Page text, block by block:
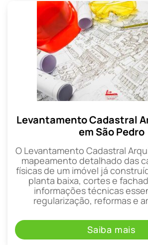
Levantamento Cadastral
em São Pedro
O Levantamento Cadastral
mapeamento detalhado das
físicas de um imóvel já
planta baixa, cortes e
informações técnicas
regularização, reformas e
Saiba mais